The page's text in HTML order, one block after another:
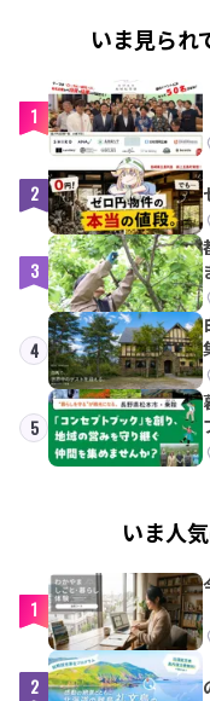
いま見られ
1
2
3
4
5
いま人
1
2